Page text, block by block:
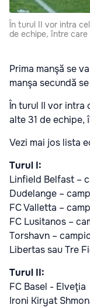
În turul II vor intra
de echipe, între care
Prima manşă se
manşa secundă
În turul II vor intra
alte 31 de echipe,
Vezi mai jos lista
Turul I:
Linfield Belfast –
Dudelange –
FC Valletta –
FC Lusitanos –
Torshavn –
Libertas sau Tre
Turul II:
FC Basel - Elveţia
Ironi Kiryat